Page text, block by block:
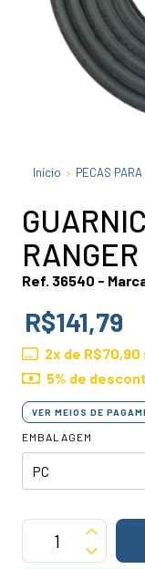
Início PECAS
RANGER
Ref. 36540 -
R$141,79
2x de R$70,90
5% de
VER MEIOS DE
EMBALAGEM